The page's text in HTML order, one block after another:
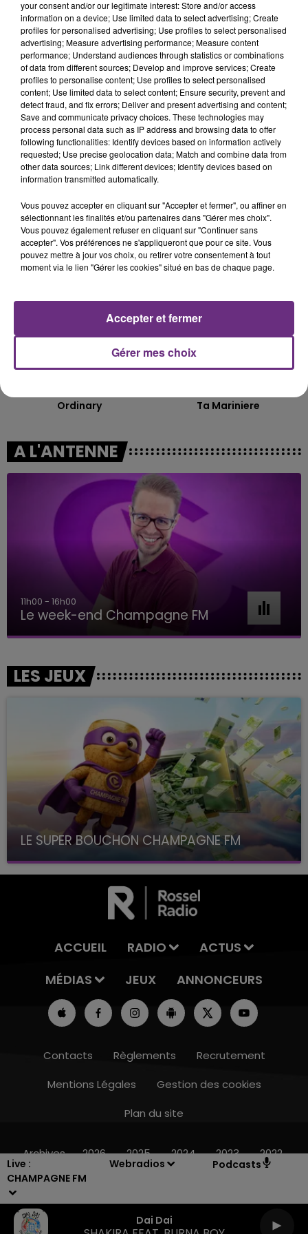
Live :
CHAMPAGNE FM
Webradios Podcasts
Dai Dai
fermer ses portes.
TITRES DIFFUSÉS
14h02
14h02
SHAKIRA FEAT. BURNA BOY
Dai Dai
14h00
14h00
PIERRE DE MAERE
Je Pense A Vous
13h57
13h57
Ordinary
13h49
13h49
Ta Mariniere
A L'ANTENNE
11h00 - 16h00
Le week-end Champagne FM
LES JEUX
LE SUPER BOUCHON CHAMPAGNE FM
avec La Famille Champagne FM, à 8H10
ACCUEIL RADIO
ACTUS
MÉDIAS
JEUX ANNONCEURS
Contacts Règlements
Recrutement
Mentions Légales
Gestion des cookies
Plan du site
Archives 2026 2025 2024 2023 2022
your consent and/or our legitimate interest: Store and/or access
information on a device; Use limited data to select advertising; Create
profiles for personalised advertising; Use profiles to select personalised
advertising; Measure advertising performance; Measure content
performance; Understand audiences through statistics or combinations
of data from different sources; Develop and improve services; Create
profiles to personalise content; Use profiles to select personalised
content; Use limited data to select content; Ensure security, prevent and
detect fraud, and fix errors; Deliver and present advertising and content;
Save and communicate privacy choices. These technologies may
process personal data such as IP address and browsing data to offer
following functionalities: Identify devices based on information actively
requested; Use precise geolocation data; Match and combine data from
other data sources; Link different devices; Identify devices based on
information transmitted automatically.
Vous pouvez accepter en cliquant sur "Accepter et fermer", ou affiner en
sélectionnant les finalités et/ou partenaires dans "Gérer mes choix".
Vous pouvez également refuser en cliquant sur "Continuer sans
accepter". Vos préférences ne s'appliqueront que pour ce site. Vous
pouvez mettre à jour vos choix, ou retirer votre consentement à tout
moment via le lien "Gérer les cookies" situé en bas de chaque page.
Gérer mes choix
Accepter et fermer